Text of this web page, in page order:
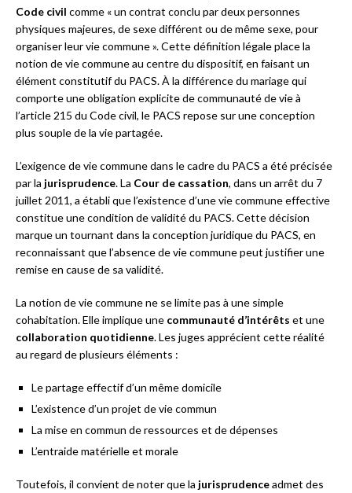
Code civil comme « un contrat conclu par deux personnes
physiques majeures, de sexe différent ou de même sexe, pour
organiser leur vie commune ». Cette définition légale place la
notion de vie commune au centre du dispositif, en faisant un
élément constitutif du PACS. À la différence du mariage qui
comporte une obligation explicite de communauté de vie à
l’article 215 du Code civil, le PACS repose sur une conception
plus souple de la vie partagée.
L’exigence de vie commune dans le cadre du PACS a été précisée
par la jurisprudence. La Cour de cassation, dans un arrêt du 7
juillet 2011, a établi que l’existence d’une vie commune effective
constitue une condition de validité du PACS. Cette décision
marque un tournant dans la conception juridique du PACS, en
reconnaissant que l’absence de vie commune peut justifier une
remise en cause de sa validité.
La notion de vie commune ne se limite pas à une simple
cohabitation. Elle implique une communauté d’intérêts et une
collaboration quotidienne. Les juges apprécient cette réalité
au regard de plusieurs éléments :
Le partage effectif d’un même domicile
L’existence d’un projet de vie commun
La mise en commun de ressources et de dépenses
L’entraide matérielle et morale
Toutefois, il convient de noter que la jurisprudenceadmet des